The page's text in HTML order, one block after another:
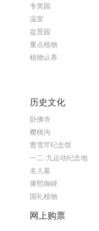
专类园
温室
盆景园
重点植物
植物认养
历史文化
卧佛寺
樱桃沟
曹雪芹纪念馆
一二·九运动纪念地
名人墓
康熙御碑
国礼植物
网上购票